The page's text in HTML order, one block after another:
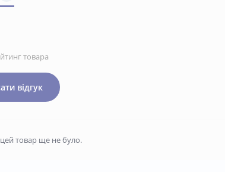
товара
відгук
цей товар ще не було.